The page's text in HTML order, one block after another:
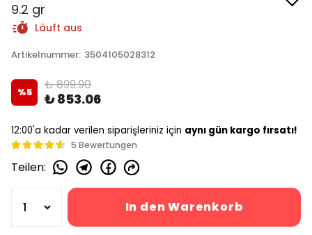
9.2 gr
Läuft aus
Artikelnummer: 3504105028312
%5 ₺ 899.90
₺ 853.06
12:00'a kadar verilen siparişleriniz için aynı gün kargo fırsatı!
5 Bewertungen
Teilen:
In den Warenkorb